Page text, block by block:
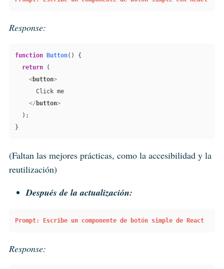
Response:
function Button( ) {
return (
<button>
      Click me
</ button>
  );
}
(Faltan las mejores prácticas, como la accesibilidad y la
reutilización)
Después de la actualización:
Prompt: Escribe un componente de botón simple de React
Response: